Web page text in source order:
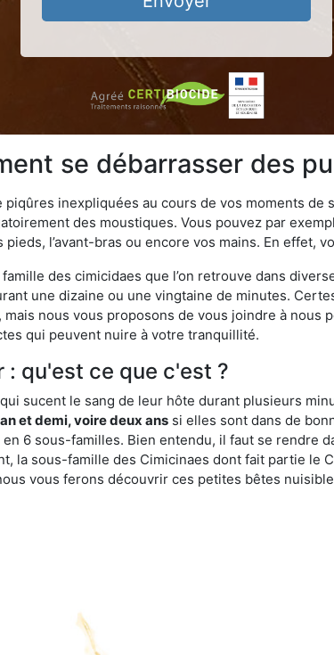
se débarrasser des
inexpliquées au cours de vos moments de
des moustiques. Vous pouvez par
l’avant-bras ou encore vos mains. En effet,
des cimicidaes que l’on retrouve dans
une dizaine ou une vingtaine de minutes.
nous vous proposons de vous joindre à nous
qui peuvent nuire à votre tranquillité.
: qu'est ce que c'est ?
sucent le sang de leur hôte durant plusieurs
et demi, voire deux ans si elles sont dans de
6 sous-familles. Bien entendu, il faut se rendre
la sous-famille des Cimicinaes dont fait partie le
vous ferons découvrir ces petites bêtes